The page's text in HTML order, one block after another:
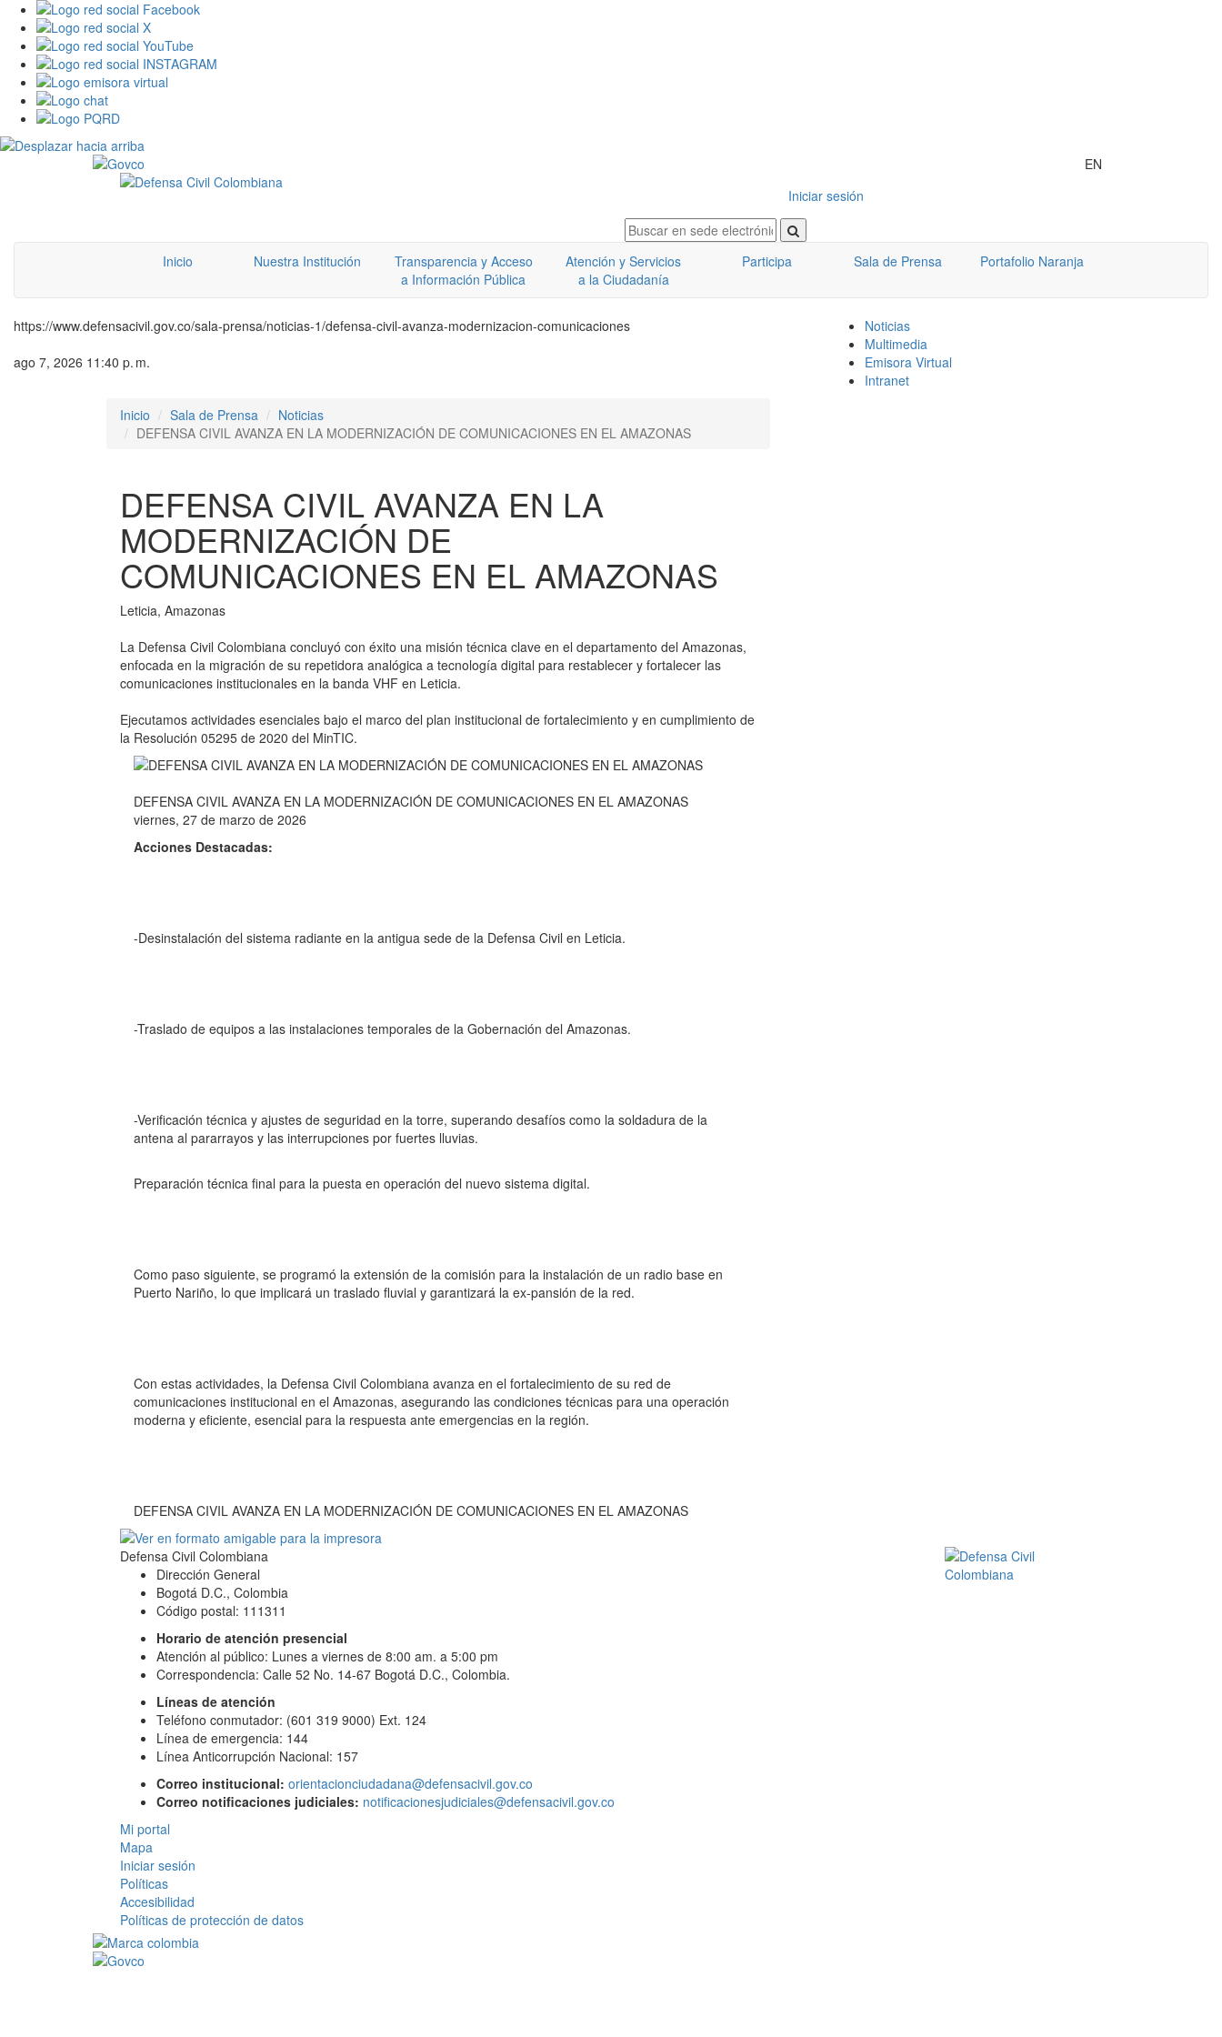
EN
Iniciar sesión
Inicio Nuestra Institución
Transparencia y Acceso
a Información Pública
Atención y Servicios
a la Ciudadanía
Participa Sala de Prensa Portafolio Naranja
https://www.defensacivil.gov.co/sala-prensa/noticias-1/defensa-civil-avanza-modernizacion-comunicaciones
ago 7, 2026 11:40 p. m.
Noticias
Multimedia
Emisora Virtual
Intranet
Inicio
Sala de Prensa
Noticias
DEFENSA CIVIL AVANZA EN LA MODERNIZACIÓN DE COMUNICACIONES EN EL AMAZONAS
DEFENSA CIVIL AVANZA EN LA
MODERNIZACIÓN DE
COMUNICACIONES EN EL AMAZONAS
Leticia, Amazonas
La Defensa Civil Colombiana concluyó con éxito una misión técnica clave en el departamento del Amazonas,
enfocada en la migración de su repetidora analógica a tecnología digital para restablecer y fortalecer las
comunicaciones institucionales en la banda VHF en Leticia.
Ejecutamos actividades esenciales bajo el marco del plan institucional de fortalecimiento y en cumplimiento de
la Resolución 05295 de 2020 del MinTIC.
DEFENSA CIVIL AVANZA EN LA MODERNIZACIÓN DE COMUNICACIONES EN EL AMAZONAS
viernes, 27 de marzo de 2026
Acciones Destacadas:
-Desinstalación del sistema radiante en la antigua sede de la Defensa Civil en Leticia.
-Traslado de equipos a las instalaciones temporales de la Gobernación del Amazonas.
-Verificación técnica y ajustes de seguridad en la torre, superando desafíos como la soldadura de la
antena al pararrayos y las interrupciones por fuertes lluvias.
Preparación técnica final para la puesta en operación del nuevo sistema digital.
Como paso siguiente, se programó la extensión de la comisión para la instalación de un radio base en
Puerto Nariño, lo que implicará un traslado fluvial y garantizará la ex-pansión de la red.
Con estas actividades, la Defensa Civil Colombiana avanza en el fortalecimiento de su red de
comunicaciones institucional en el Amazonas, asegurando las condiciones técnicas para una operación
moderna y eficiente, esencial para la respuesta ante emergencias en la región.
DEFENSA CIVIL AVANZA EN LA MODERNIZACIÓN DE COMUNICACIONES EN EL AMAZONAS
Defensa Civil Colombiana
Dirección General
Bogotá D.C., Colombia
Código postal: 111311
Horario de atención presencial
Atención al público: Lunes a viernes de 8:00 am. a 5:00 pm
Correspondencia: Calle 52 No. 14-67 Bogotá D.C., Colombia.
Líneas de atención
Teléfono conmutador: (601 319 9000) Ext. 124
Línea de emergencia: 144
Línea Anticorrupción Nacional: 157
Correo institucional: orientacionciudadana@defensacivil.gov.co
Correo notificaciones judiciales: notificacionesjudiciales@defensacivil.gov.co
Mi portal
Mapa
Iniciar sesión
Políticas
Accesibilidad
Políticas de protección de datos